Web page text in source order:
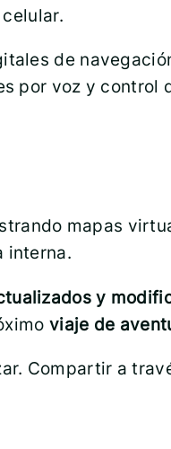
de
por voz y control
mapas
interna.
y
viaje de
Compartir a